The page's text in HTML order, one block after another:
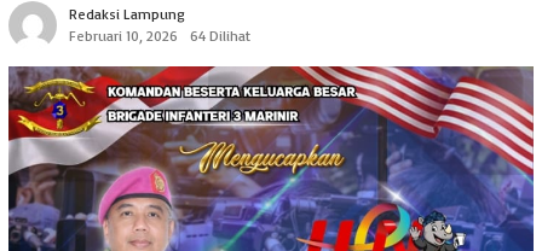
Redaksi Lampung
Februari 10, 2026
64 Dilihat